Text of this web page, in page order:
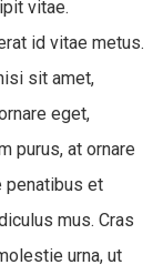
vitae.
id vitae metus.
sit amet,
eget,
purus, at ornare
penatibus et
mus. Cras
urna, ut